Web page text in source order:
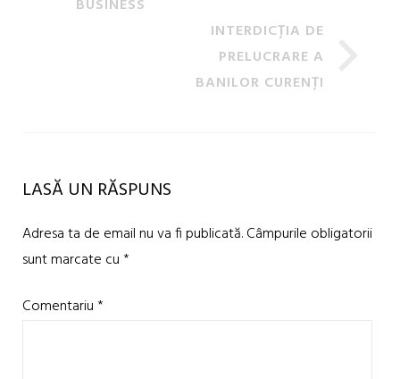
BUSINESS
INTERDICȚIA DE
PRELUCRARE A
BANILOR CURENȚI
LASĂ UN RĂSPUNS
Adresa ta de email nu va fi publicată.Câmpurile obligatorii
sunt marcate cu*
Comentariu*